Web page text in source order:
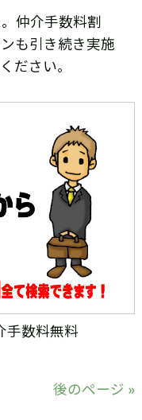
仲介手数料割
も引き続き実施
ださい。
数料無料
後のページ »